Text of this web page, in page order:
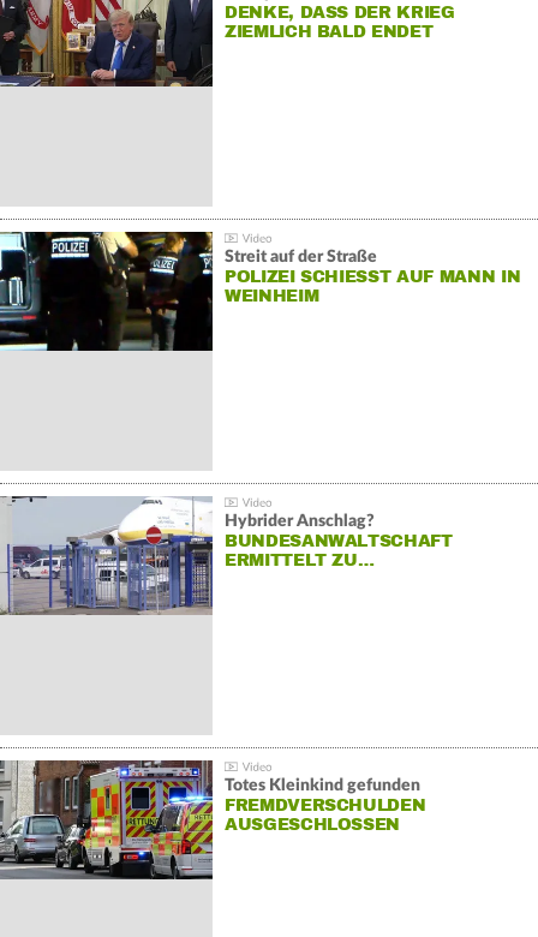
DENKE, DASS DER KRIEG
ZIEMLICH BALD ENDET
Streit auf der Straße
POLIZEI SCHIESST AUF MANN IN W
EINHEIM
Hybrider Anschlag?
BUNDESANWALTSCHAFT
ERMITTELT ZU…
Totes Kleinkind gefunden
FREMDVERSCHULDEN
AUSGESCHLOSSEN